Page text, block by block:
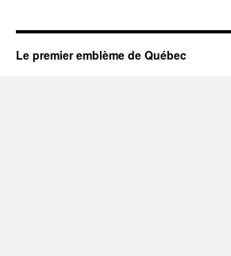
Le premier emblème de Québec